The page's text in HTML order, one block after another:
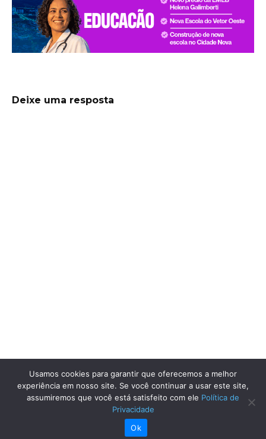
Deixe uma resposta
Usamos cookies para garantir que oferecemos a melhor
experiência em nosso site. Se você continuar a usar este site,
assumiremos que você está satisfeito com ele Política de
Privacidade
Ok